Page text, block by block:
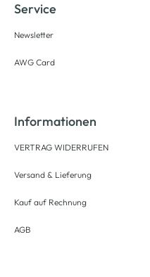
Service
Newsletter
AWG Card
Informationen
VERTRAG WIDERRUFEN
Versand & Lieferung
Kauf auf Rechnung
AGB